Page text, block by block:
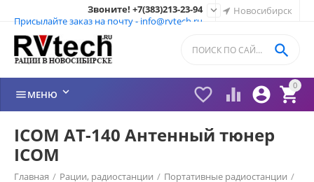
Новосибирск
Звоните! +7(383)213-23-94
Присылайте заказ на почту - info@rvtech.ru

0


 

МЕНЮ 
ICOM AT-140 Антенный тюнер
ICOM
Главная / Рации, радиостанции / Портативные радиостанции /